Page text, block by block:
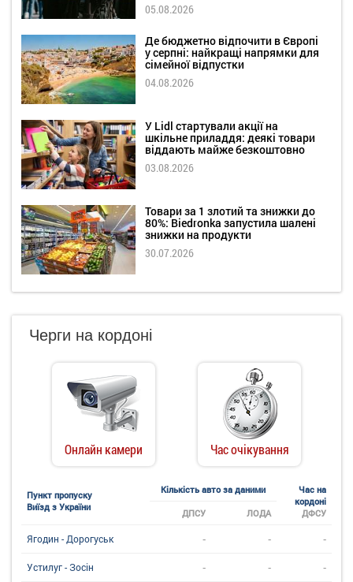
05.08.2026
Де бюджетно відпочити в Європі
у серпні: найкращі напрямки для
сімейної відпустки
04.08.2026
У Lidl стартували акції на
шкільне приладдя: деякі товари
віддають майже безкоштовно
03.08.2026
Товари за 1 злотий та знижки до
80%: Biedronka запустила шалені
знижки на продукти
30.07.2026
Черги на кордоні
Онлайн камери Час очікування
Пункт пропуску
Виїзд з України
Кількість авто за даними
Час на
кордоні
ДФСУ
ДПСУ ЛОДА
Ягодин - Дорогуськ - - -
Устилуг - Зосін - - -